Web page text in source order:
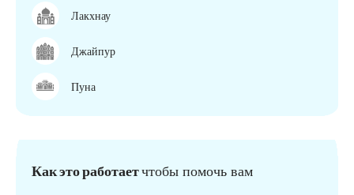
Лакхнау
Джайпур
Пуна
Как это работаетчтобы помочь вам